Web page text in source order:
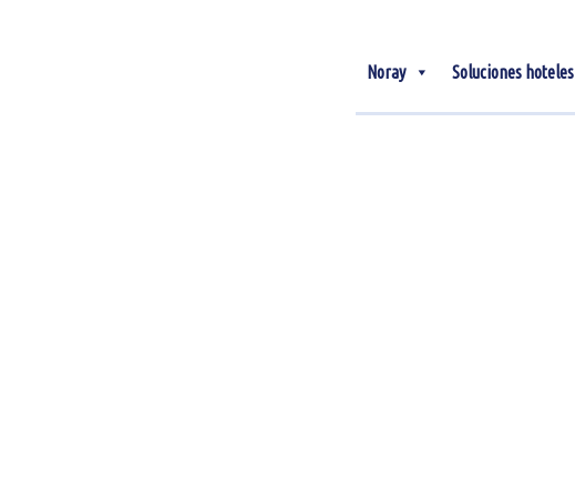
Noray Soluciones hoteles